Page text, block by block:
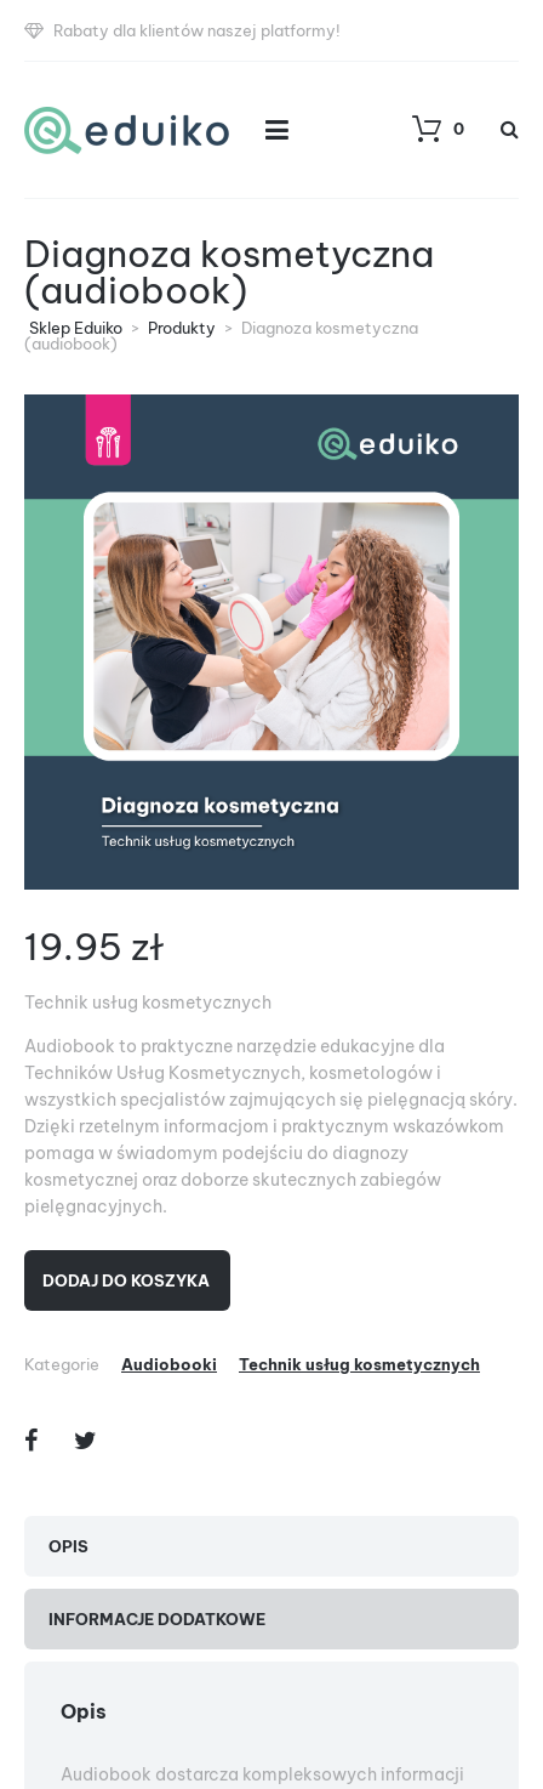
Rabaty dla klientów naszej platformy!
0
Diagnoza kosmetyczna
(audiobook)
Sklep Eduiko > Produkty > Diagnoza kosmetyczna
(audiobook)
19.95 zł
Technik usług kosmetycznych
Audiobook to praktyczne narzędzie edukacyjne dla
Techników Usług Kosmetycznych, kosmetologów i
wszystkich specjalistów zajmujących się pielęgnacją skóry.
Dzięki rzetelnym informacjom i praktycznym wskazówkom
pomaga w świadomym podejściu do diagnozy
kosmetycznej oraz doborze skutecznych zabiegów
pielęgnacyjnych.
DODAJ DO KOSZYKA
Kategorie Audiobooki Technik usług kosmetycznych
OPIS
INFORMACJE DODATKOWE
Opis
Audiobook dostarcza kompleksowych informacji